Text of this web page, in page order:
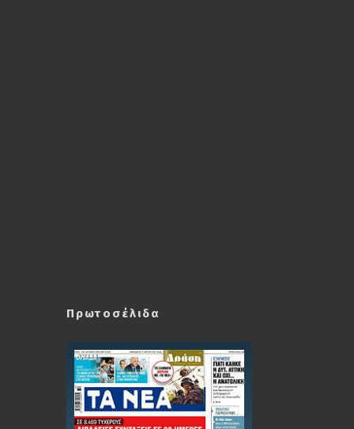
Πρωτοσέλιδα